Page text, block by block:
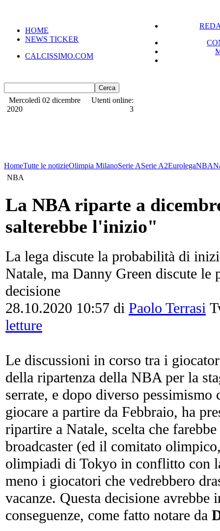
HOME
NEWS TICKER
CALCISSIMO.COM
Mercoledì 02 dicembre
2020
Utenti online:
3
HomeTutte le notizieOlimpia MilanoSerie ASerie A2EurolegaNBA
NBA
La NBA riparte a
salterebbe l'inizio"
La lega discute la probabilità di
Natale, ma Danny Green discute
decisione
28.10.2020 10:57 di Paolo Terrasi
letture
Le discussioni in corso tra i
della ripartenza della NBA per la
serrate, e dopo diverso
giocare a partire da Febbraio, ha
ripartire a Natale, scelta che
broadcaster (ed il comitato
olimpiadi di Tokyo in conflitto con
meno i giocatori che vedrebbero
vacanze. Questa decisione avrebbe
conseguenze, come fatto notare da